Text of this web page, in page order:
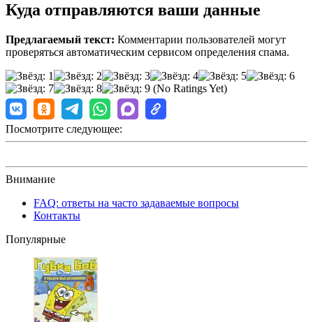
Куда отправляются ваши данные
Предлагаемый текст: Комментарии пользователей могут
проверяться автоматическим сервисом определения спама.
(No Ratings Yet)
Посмотрите следующее:
Внимание
FAQ: ответы на часто задаваемые вопросы
Контакты
Популярные